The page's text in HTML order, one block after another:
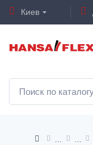
Киев